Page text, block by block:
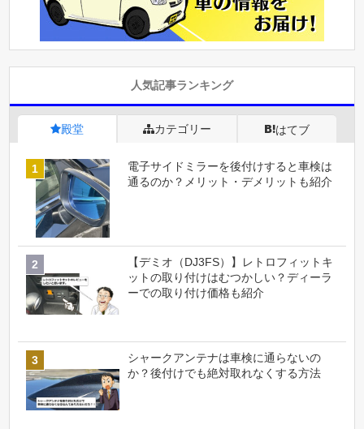
人気記事ランキング
殿堂 カテゴリー はてブ
電子サイドミラーを後付けすると車検は
通るのか？メリット・デメリットも紹介
【デミオ（DJ3FS）】レトロフィットキ
ットの取り付けはむつかしい？ディーラ
ーでの取り付け価格も紹介
シャークアンテナは車検に通らないの
か？後付けでも絶対取れなくする方法